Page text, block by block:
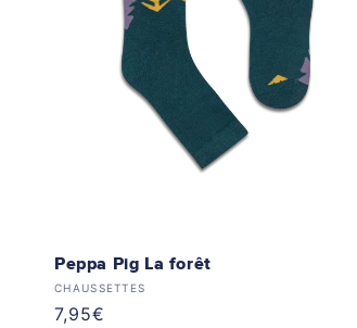
Peppa Pig La forêt
Distributeur :
CHAUSSETTES
Prix
7,95€